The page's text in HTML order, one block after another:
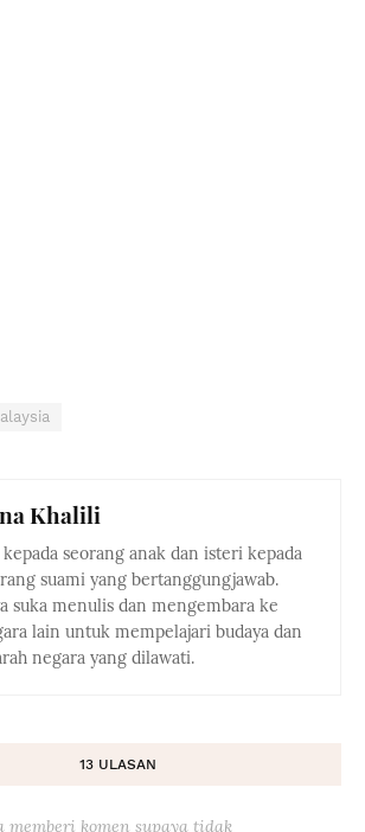
Khalili
seorang anak dan isteri kepada
suami yang bertanggungjawab.
suka menulis dan mengembara ke
lain untuk mempelajari budaya dan
negara yang dilawati.
13 ULASAN
komen supaya tidak